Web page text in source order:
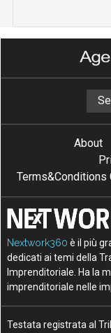
About
Nextwork360 è il più
dedicati ai temi della
Imprenditoriale. Ha la
imprenditoriale nelle
Testata registrata al